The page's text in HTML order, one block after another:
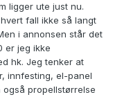
ligger ute just nu.
fall ikke så langt
i annonsen står det
er jeg ikke
hk. Jeg tenker at
innfesting, el-panel
også propellstørrelse